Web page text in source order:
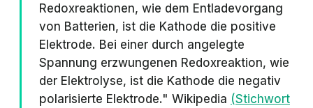
Redoxreaktionen, wie dem Entladevorgang
von Batterien, ist die Kathode die positive
Elektrode. Bei einer durch angelegte
Spannung erzwungenen Redoxreaktion, wie
der Elektrolyse, ist die Kathode die negativ
polarisierte Elektrode." Wikipedia (Stichwort